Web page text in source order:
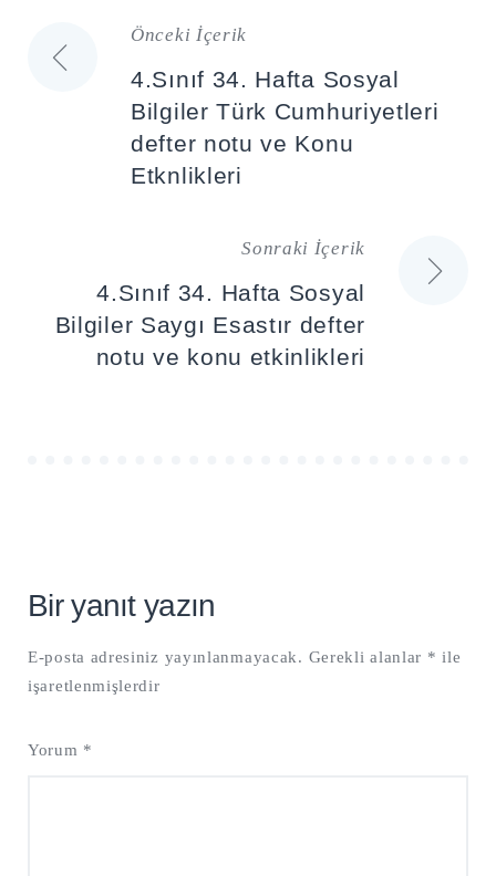
Yazı
gezinmesi
Önceki İçerik
4.Sınıf 34. Hafta Sosyal
Bilgiler Türk Cumhuriyetleri
defter notu ve Konu
Etknlikleri
Sonraki İçerik
4.Sınıf 34. Hafta Sosyal
Bilgiler Saygı Esastır defter
notu ve konu etkinlikleri
Bir yanıt yazın
E-posta adresiniz yayınlanmayacak. Gerekli alanlar * ile
işaretlenmişlerdir
Yorum *